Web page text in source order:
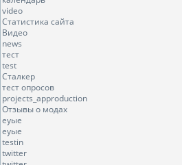
video
Статистика сайта
Видео
news
тест
test
Сталкер
тест опросов
projects_approduction
Отзывы о модах
еуые
еуые
testin
twitter